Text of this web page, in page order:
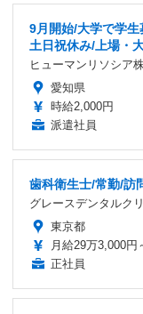
9月開始/大学で学
土日祝休み/上場・
ヒューマンリソシア
愛知県
時給2,000円
派遣社員
歯科衛生士/常勤/訪
グレースデンタルク
東京都
月給29万3,000円
正社員